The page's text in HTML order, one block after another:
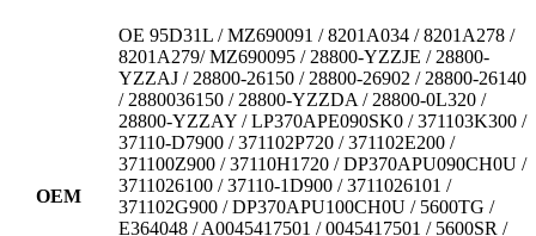
OEM
OE 95D31L / MZ690091 / 8201A034 / 8201A278 /
8201A279/ MZ690095 / 28800-YZZJE / 28800-
YZZAJ / 28800-26150 / 28800-26902 / 28800-26140
/ 2880036150 / 28800-YZZDA / 28800-0L320 /
28800-YZZAY / LP370APE090SK0 / 371103K300 /
37110-D7900 / 371102P720 / 371102E200 /
371100Z900 / 37110H1720 / DP370APU090CH0U /
3711026100 / 37110-1D900 / 3711026101 /
371102G900 / DP370APU100CH0U / 5600TG /
E364048 / A0045417501 / 0045417501 / 5600SR /